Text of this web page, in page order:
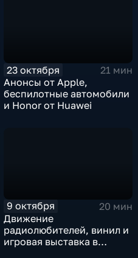
23 октября
21 мин
Анонсы от Apple,
беспилотные автомобили
и Honor от Huawei
9 октября
20 мин
Движение
радиолюбителей, винил и
игровая выставка в